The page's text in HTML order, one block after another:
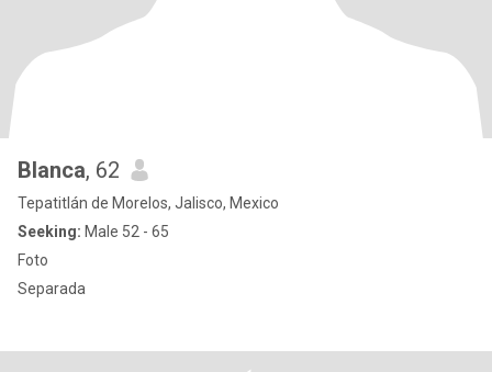
Blanca, 62
Tepatitlán de Morelos, Jalisco, Mexico
Seeking: Male 52 - 65
Foto
Separada